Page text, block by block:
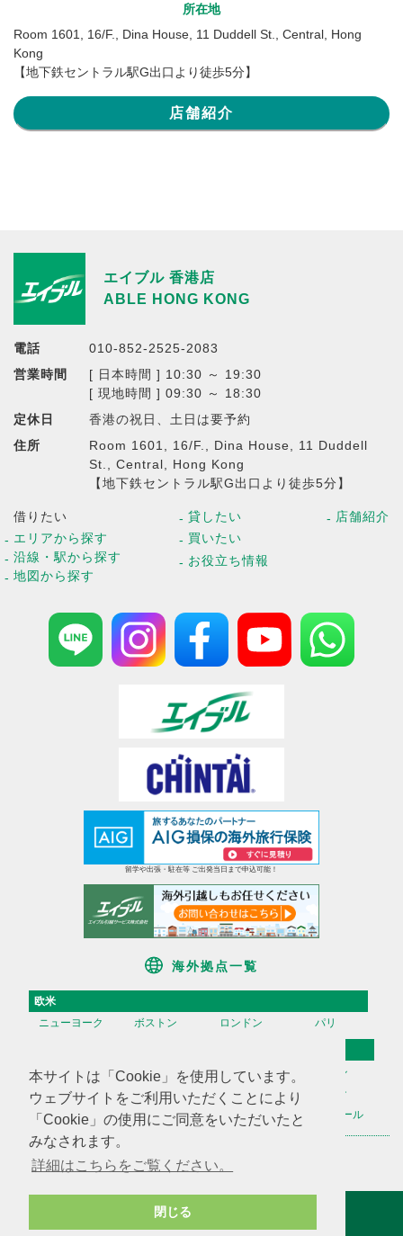
本サイトは「Cookie」を使用しています。
ウェブサイトをご利用いただくことにより
「Cookie」の使用にご同意をいただいたと
みなされます。
詳細はこちらをご覧ください。
閉じる
所在地
Room 1601, 16/F., Dina House, 11 Duddell St., Central, Hong
Kong
【地下鉄セントラル駅G出口より徒歩5分】
店舗紹介
エイブル 香港店
ABLE HONG KONG
電話
010-852-2525-2083
営業時間
[ 日本時間 ] 10:30 ～ 19:30
[ 現地時間 ] 09:30 ～ 18:30
定休日
香港の祝日、土日は要予約
住所
Room 1601, 16/F., Dina House, 11 Duddell
St., Central, Hong Kong
【地下鉄セントラル駅G出口より徒歩5分】
借りたい
エリアから探す
沿線・駅から探す
地図から探す
貸したい
買いたい
お役立ち情報
店舗紹介
留学や出張・駐在等 ご出発当日まで申込可能！
海外拠点一覧
欧米
ニューヨーク
ボストン ロンドン パリ
香港
台湾 高雄
ソウル
天津
上海 蘇州
深セン
広州
ハノイ マニラ シンガポール
海外不動産投資情報 海外CHINTAI